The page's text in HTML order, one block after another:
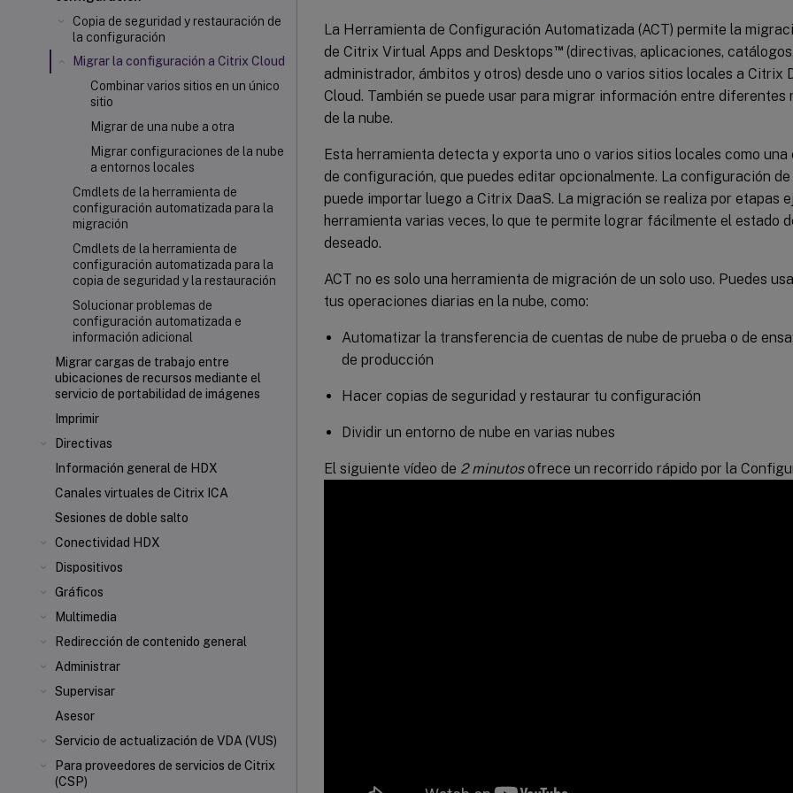
Copia de seguridad y restauración de
la configuración
Migrar la configuración a Citrix Cloud
Combinar varios sitios en un único
sitio
Migrar de una nube a otra
Migrar configuraciones de la nube
a entornos locales
Cmdlets de la herramienta de
configuración automatizada para la
migración
Cmdlets de la herramienta de
configuración automatizada para la
copia de seguridad y la restauración
Solucionar problemas de
configuración automatizada e
información adicional
Migrar cargas de trabajo entre
ubicaciones de recursos mediante el
servicio de portabilidad de imágenes
Imprimir
Directivas
Información general de HDX
Canales virtuales de Citrix ICA
Sesiones de doble salto
Conectividad HDX
Dispositivos
Gráficos
Multimedia
Redirección de contenido general
Administrar
Supervisar
Asesor
Servicio de actualización de VDA (VUS)
Para proveedores de servicios de Citrix
(CSP)
La Herramienta de Configuración Automatizada (ACT) permite la
de Citrix Virtual Apps and Desktops™(directivas, aplicaciones,
administrador, ámbitos y otros) desde uno o varios sitios locales a Citrix
Cloud. También se puede usar para migrar información entre diferentes
de la nube.
Esta herramienta detecta y exporta uno o varios sitios locales como
de configuración, que puedes editar opcionalmente. La configuración
puede importar luego a Citrix DaaS. La migración se realiza por etapas
herramienta varias veces, lo que te permite lograr fácilmente el estado
deseado.
ACT no es solo una herramienta de migración de un solo uso. Puedes
tus operaciones diarias en la nube, como:
Automatizar la transferencia de cuentas de nube de prueba o de
de producción
Hacer copias de seguridad y restaurar tu configuración
Dividir un entorno de nube en varias nubes
El siguiente vídeo de 2 minutosofrece un recorrido rápido por la